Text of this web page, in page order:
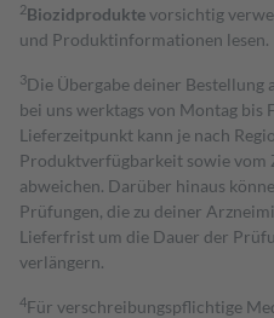
2Biozidproduktevorsichtig
und Produktinformationen lesen.
3Die Übergabe deiner
bei uns werktags von Montag bis
Lieferzeitpunkt kann je nach
Produktverfügbarkeit sowie vom
abweichen. Darüber hinaus
Prüfungen, die zu deiner
Lieferfrist um die Dauer der
verlängern.
4Für verschreibungspflichtige